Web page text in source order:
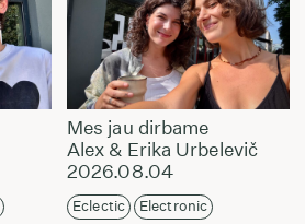
Mes jau dirbame
Alex & Erika Urbelevič
2026.08.04
Eclectic
Electronic